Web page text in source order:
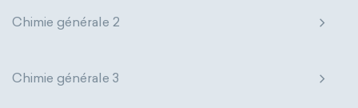
Chimie générale 2
Chimie générale 3